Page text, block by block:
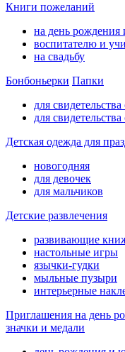
Книги пожеланий
на день рождения
воспитателю и
на свадьбу
Бонбоньерки Папки
для
для свидетельства
Детская одежда для
новогодняя
для девочек
для мальчиков
Детские развлечения
развивающие
настольные игры
язычки-гудки
мыльные пузыри
интерьерные
Приглашения на день
значки и медали